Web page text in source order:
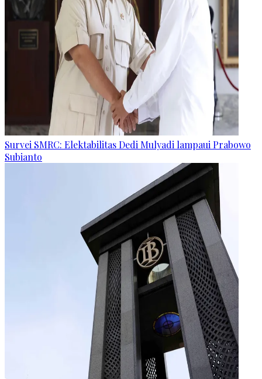
Survei SMRC: Elektabilitas Dedi Mulyadi lampaui Prabowo
Subianto